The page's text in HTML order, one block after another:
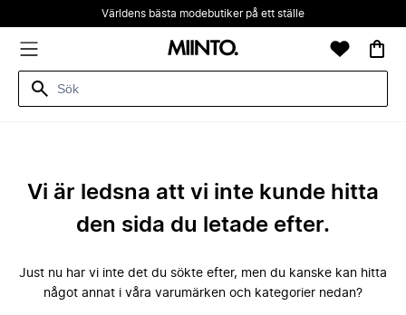
Världens bästa modebutiker på ett ställe
Vi är ledsna att vi inte kunde hitta
den sida du letade efter.
Just nu har vi inte det du sökte efter, men du kanske kan hitta
något annat i våra varumärken och kategorier nedan?